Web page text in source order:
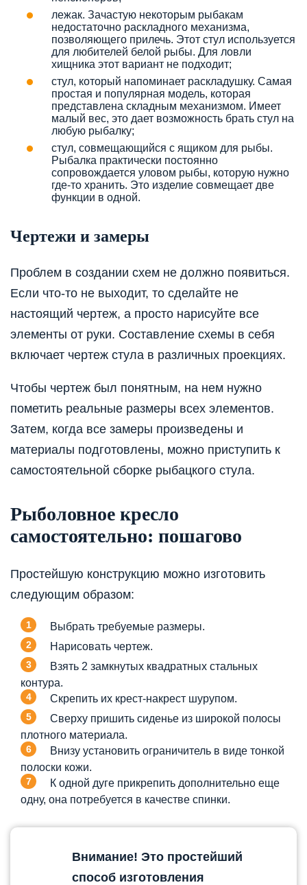
лежак. Зачастую некоторым рыбакам
недостаточно раскладного механизма,
позволяющего прилечь. Этот стул используется
для любителей белой рыбы. Для ловли
хищника этот вариант не подходит;
стул, который напоминает раскладушку. Самая
простая и популярная модель, которая
представлена складным механизмом. Имеет
малый вес, это дает возможность брать стул на
любую рыбалку;
стул, совмещающийся с ящиком для рыбы.
Рыбалка практически постоянно
сопровождается уловом рыбы, которую нужно
где-то хранить. Это изделие совмещает две
функции в одной.
Чертежи и замеры
Проблем в создании схем не должно появиться.
Если что-то не выходит, то сделайте не
настоящий чертеж, а просто нарисуйте все
элементы от руки. Составление схемы в себя
включает чертеж стула в различных проекциях.
Чтобы чертеж был понятным, на нем нужно
пометить реальные размеры всех элементов.
Затем, когда все замеры произведены и
материалы подготовлены, можно приступить к
самостоятельной сборке рыбацкого стула.
Рыболовное кресло
самостоятельно: пошагово
Простейшую конструкцию можно изготовить
следующим образом:
Выбрать требуемые размеры.
Нарисовать чертеж.
Взять 2 замкнутых квадратных стальных
контура.
Скрепить их крест-накрест шурупом.
Сверху пришить сиденье из широкой полосы
плотного материала.
Внизу установить ограничитель в виде тонкой
полоски кожи.
К одной дуге прикрепить дополнительно еще
одну, она потребуется в качестве спинки.
Внимание! Это простейший
способ изготовления